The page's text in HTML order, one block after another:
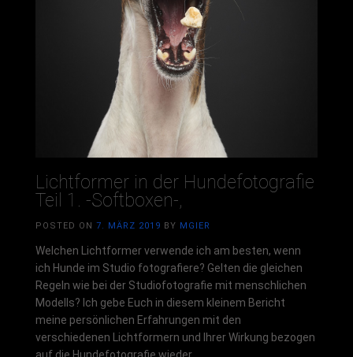
Lichtformer in der Hundefotografie
Teil 1. -Softboxen-,
POSTED ON 7. MÄRZ 2019 BY MGIER
Welchen Lichtformer verwende ich am besten, wenn
ich Hunde im Studio fotografiere? Gelten die gleichen
Regeln wie bei der Studiofotografie mit menschlichen
Modells? Ich gebe Euch in diesem kleinem Bericht
meine persönlichen Erfahrungen mit den
verschiedenen Lichtformern und Ihrer Wirkung bezogen